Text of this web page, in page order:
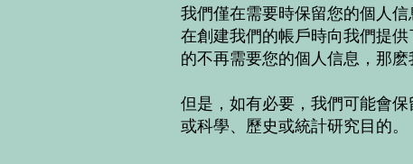
我們僅在需要時保留您的個人
在創建我們的帳戶時向我們提
的不再需要您的個人信息，那
但是，如有必要，我們可能會
或科學、歷史或統計研究目的。